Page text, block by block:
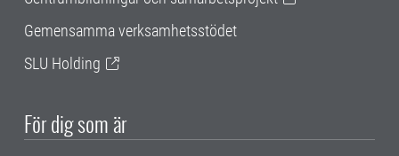
Gemensamma verksamhetsstödet
SLU Holding
För dig som är